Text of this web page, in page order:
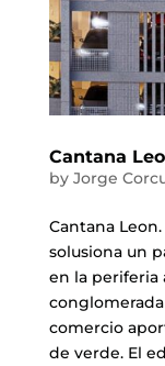
Cantana
by Jorge
Cantana
solusiona un
en la periferia
conglomerada
comercio
de verde. El